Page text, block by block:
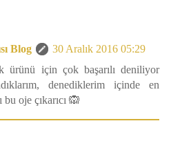
Blog
30 Aralık 2016 05:29
ürünü için çok başarılı deniliyor
denediklerim içinde en
bu oje çıkarıcı 🙉